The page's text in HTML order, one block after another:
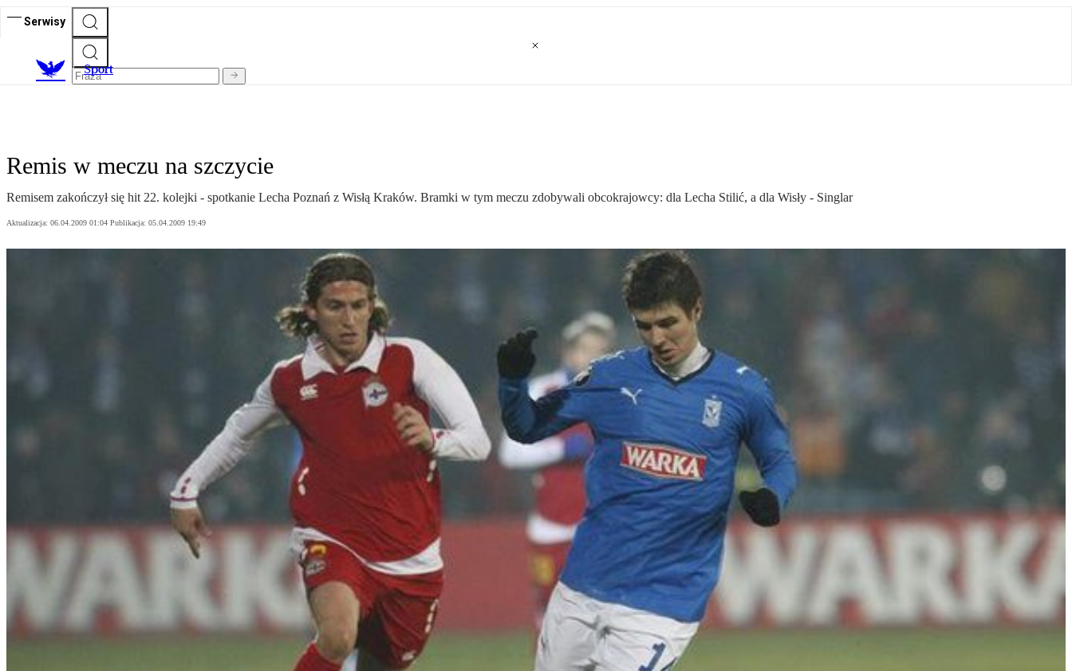
Serwisy
Sport
Remis w meczu na szczycie
Remisem zakończył się hit 22. kolejki - spotkanie Lecha Poznań z Wisłą Kraków. Bramki w tym meczu zdobywali obcokrajowcy: dla Lecha Stilić, a dla Wisły - Singlar
Aktualizacja: 06.04.2009 01:04 Publikacja: 05.04.2009 19:49